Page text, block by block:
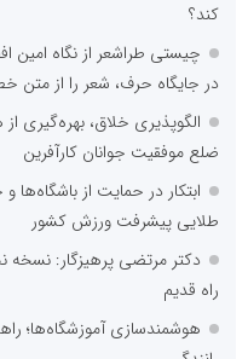
کند؟
چیستی طراشعر از نگاه امین
در جایگاه حرف، شعر را از متن
الگوپذیری خلاق،
ضلع موفقیت جوانان کارآفرین
ابتکار در حمایت از
طلایی پیشرفت ورزش کشور
دکتر مرتضی پرهیزگار: نسخه
راه قدیم
هوشمندسازی آموزشگاه‌ها؛